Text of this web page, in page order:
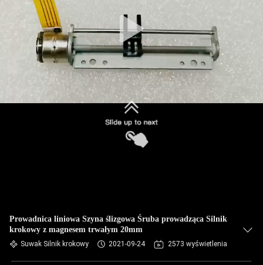
Prowadnica liniowa Szyna ślizgowa Śruba prowadząca Silnik
krokowy z magnesem trwałym 20mm
Suwak Silnik krokowy 2021-09-24 2573 wyświetlenia